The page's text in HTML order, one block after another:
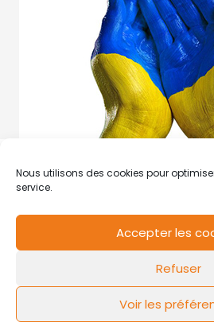
Nous utilisons des cookies pour
service.
Accepter les
Refuser
Voir les
Mentions légales
FLOW44